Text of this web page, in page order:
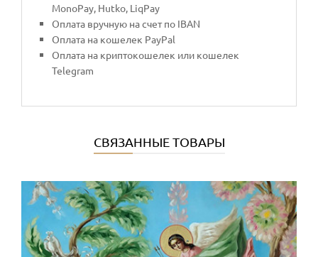
MonoPay, Hutko, LiqPay
Оплата вручную на счет по IBAN
Оплата на кошелек PayPal
Оплата на криптокошелек или кошелек
Telegram
СВЯЗАННЫЕ ТОВАРЫ